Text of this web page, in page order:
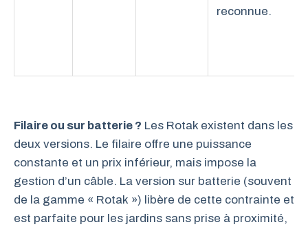
reconnue.
Filaire ou sur batterie ? Les Rotak existent dans les
deux versions. Le filaire offre une puissance
constante et un prix inférieur, mais impose la
gestion d’un câble. La version sur batterie (souvent
de la gamme « Rotak ») libère de cette contrainte et
est parfaite pour les jardins sans prise à proximité,